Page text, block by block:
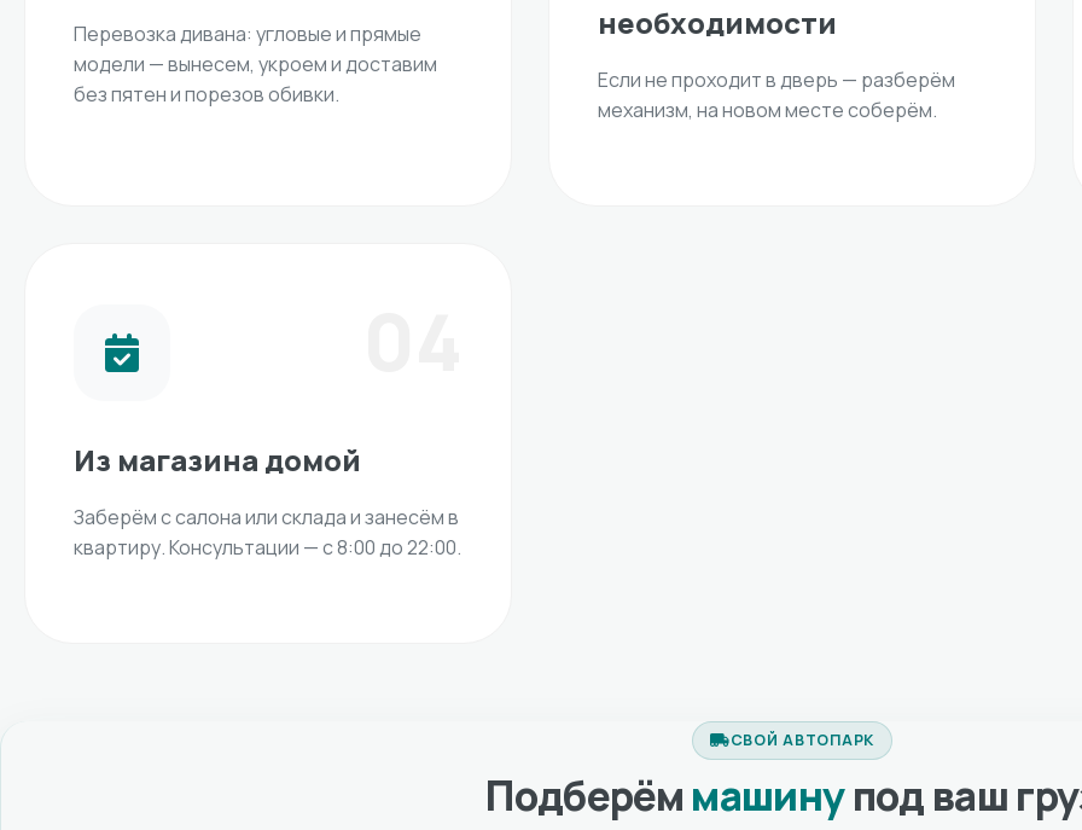
Перевозка дивана: угловые и прямые
модели — вынесем, укроем и доставим
без пятен и порезов обивки.
необходимости
Если не проходит в дверь — разберём
механизм, на новом месте соберём.
Из магазина домой
Заберём с салона или склада и занесём в
квартиру. Консультации — с 8:00 до 22:00.
СВОЙ АВТОПАРК
Подберёммашинупод ваш